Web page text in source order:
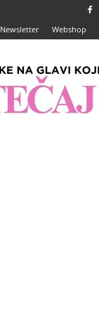
Newsletter Webshop